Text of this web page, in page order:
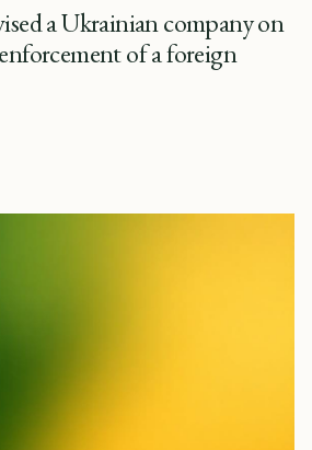
a Ukrainian company on
of a foreign